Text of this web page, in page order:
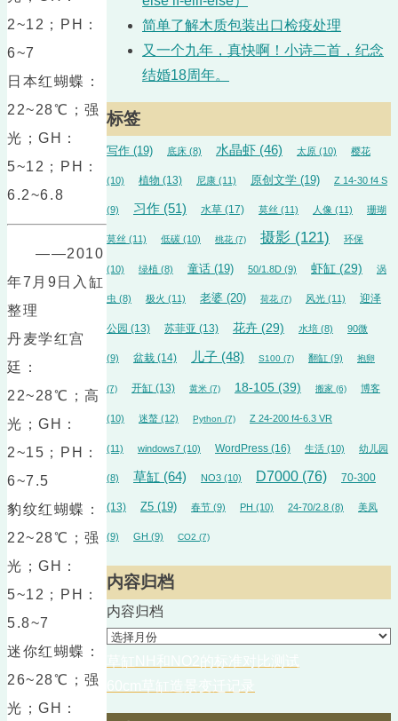
2~12；PH：
6~7
日本红蝴蝶：
22~28℃；强
光；GH：
5~12；PH：
6.2~6.8
——2010
年7月9日入缸
整理
丹麦学红宫
廷：
22~28℃；高
光；GH：
2~15；PH：
6~7.5
豹纹红蝴蝶：
22~28℃；强
光；GH：
5~12；PH：
5.8~7
迷你红蝴蝶：
26~28℃；强
光；GH：
简单了解木质包装出口检疫处理
又一个九年，真快啊！小诗二首，纪念
结婚18周年。
标签
写作 (19) 底床 (8) 水晶虾 (46) 太原 (10) 樱花
(10) 植物 (13) 尼康 (11) 原创文学 (19) Z 14-30 f4 S
(9) 习作 (51) 水草 (17) 莫丝 (11) 人像 (11) 珊瑚
莫丝 (11) 低碳 (10) 桃花 (7) 摄影 (121) 环保
(10) 绿植 (8) 童话 (19) 50/1.8D (9) 虾缸 (29) 涡
虫 (8) 极火 (11) 老婆 (20) 荷花 (7) 风光 (11) 迎泽
公园 (13) 苏菲亚 (13) 花卉 (29) 水培 (8) 90微
(9) 盆栽 (14) 儿子 (48) S100 (7) 翻缸 (9) 抱卵
(7) 开缸 (13) 黄米 (7) 18-105 (39) 搬家 (6) 博客
(10) 迷螯 (12) Python (7) Z 24-200 f4-6.3 VR
(11) windows7 (10) WordPress (16) 生活 (10) 幼儿园
(8) 草缸 (64) NO3 (10) D7000 (76) 70-300
(13) Z5 (19) 春节 (9) PH (10) 24-70/2.8 (8) 美凤
(9) GH (9) CO2 (7)
内容归档
内容归档